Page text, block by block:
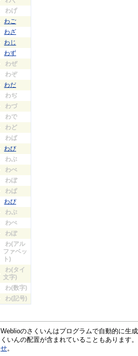
わげ
わご
わざ
わじ
わず
わぜ
わぞ
わだ
わぢ
わづ
わで
わど
わば
わび
わぶ
わべ
わぼ
わぱ
わぴ
わぷ
わぺ
わぽ
わ(アル
ファベッ
ト)
わ(タイ
文字)
わ(数字)
わ(記号)
Weblioのさくいんはプログラムで自動的に生
くいんの配置が含まれていることもあります
せ。